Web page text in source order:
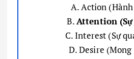
A. Action
B.Attention
C. Interest (Sự
D. Desire